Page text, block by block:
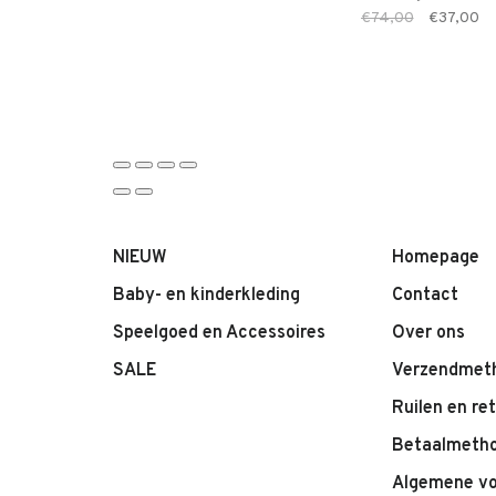
€74,00 €37,00
NIEUW
Baby- en kinderkleding
Speelgoed en Accessoires
SALE
Homepage
Contact
Over ons
Ruilen en
Algemene